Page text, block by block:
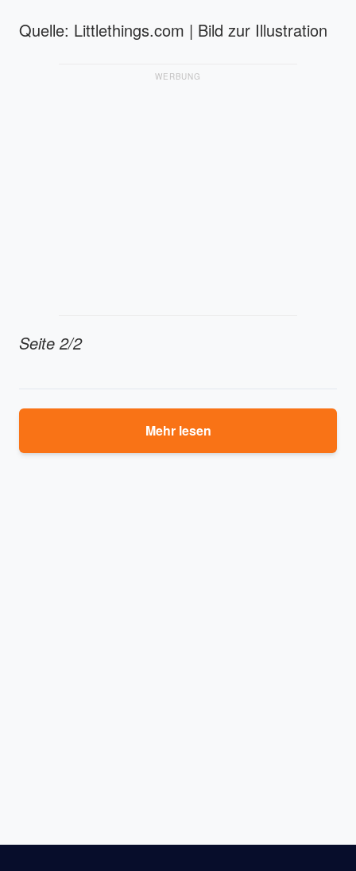
Quelle: Littlethings.com | Bild zur Illustration
WERBUNG
Seite 2/2
Mehr lesen